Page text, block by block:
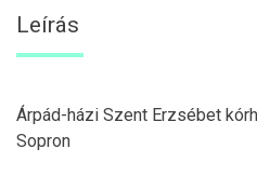
Leírás
Árpád-házi Szent Erzsébet
Sopron